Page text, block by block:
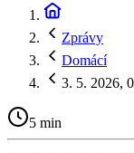
Zprávy
Domácí
3. 5. 2026,
5 min